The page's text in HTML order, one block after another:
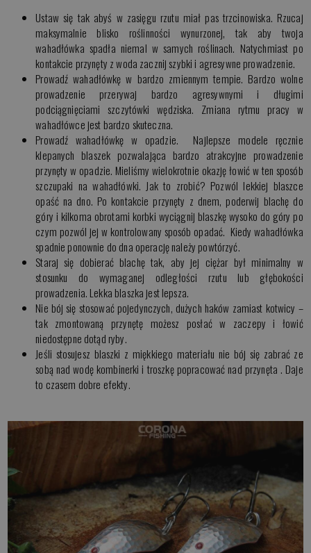
Ustaw się tak abyś w zasięgu rzutu miał pas trzcinowiska. Rzucaj
maksymalnie blisko roślinności wynurzonej, tak aby twoja
wahadłówka spadła niemal w samych roślinach. Natychmiast po
kontakcie przynęty z woda zacznij szybki i agresywne prowadzenie.
Prowadź wahadłówkę w bardzo zmiennym tempie. Bardzo wolne
prowadzenie przerywaj bardzo agresywnymi i długimi
podciągnięciami szczytówki wędziska. Zmiana rytmu pracy w
wahadłówce jest bardzo skuteczna.
Prowadź wahadłówkę w opadzie. Najlepsze modele ręcznie
klepanych blaszek pozwalająca bardzo atrakcyjne prowadzenie
przynęty w opadzie. Mieliśmy wielokrotnie okazję łowić w ten sposób
szczupaki na wahadłówki. Jak to zrobić? Pozwól lekkiej blaszce
opaść na dno. Po kontakcie przynęty z dnem, poderwij blachę do
góry i kilkoma obrotami korbki wyciągnij blaszkę wysoko do góry po
czym pozwól jej w kontrolowany sposób opadać. Kiedy wahadłówka
spadnie ponownie do dna operację należy powtórzyć.
Staraj się dobierać blachę tak, aby jej ciężar był minimalny w
stosunku do wymaganej odległości rzutu lub głębokości
prowadzenia. Lekka blaszka jest lepsza.
Nie bój się stosować pojedynczych, dużych haków zamiast kotwicy –
tak zmontowaną przynętę możesz posłać w zaczepy i łowić
niedostępne dotąd ryby.
Jeśli stosujesz blaszki z miękkiego materiału nie bój się zabrać ze
sobą nad wodę kombinerki i troszkę popracować nad przynęta . Daje
to czasem dobre efekty.